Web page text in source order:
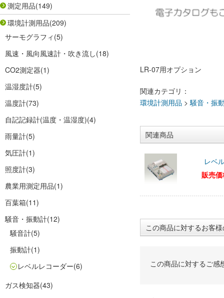
測定用品(149)
環境計測用品(209)
サーモグラフィ (5)
風速・風向風速計・吹き流し(18)
CO2測定器(1)
温湿度計(5)
温度計(73)
自記記録計(温度・温湿度)(4)
雨量計(5)
気圧計(1)
照度計(3)
農業用測定用品(1)
百葉箱(11)
騒音・振動計(12)
騒音計(5)
振動計(1)
レベルレコーダー(6)
ガス検知器(43)
LR-07用オプション
関連カテゴリ：
環境計測用品 >騒音・振
関連商品
レベ
販売
この商品に対するお客
この商品に対するご感